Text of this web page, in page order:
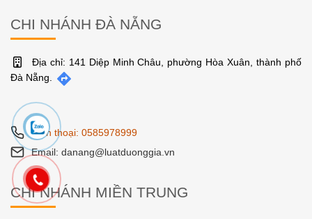
Địa chỉ: 141 Diệp Minh Châu, phường Hòa Xuân, thành phố
Đà Nẵng.
Điện thoại: 0585978999